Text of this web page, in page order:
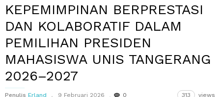
KEPEMIMPINAN BERPRESTASI
DAN KOLABORATIF DALAM
PEMILIHAN PRESIDEN
MAHASISWA UNIS TANGERANG
2026–2027
Penulis Erland 9 Februari 2026 0 313 views